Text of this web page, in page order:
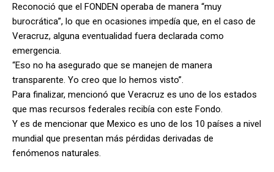
Reconoció que el FONDEN operaba de manera “muy
burocrática”, lo que en ocasiones impedía que, en el caso de
Veracruz, alguna eventualidad fuera declarada como
emergencia.
“Eso no ha asegurado que se manejen de manera
transparente. Yo creo que lo hemos visto”.
Para finalizar, mencionó que Veracruz es uno de los estados
que mas recursos federales recibía con este Fondo.
Y es de mencionar que Mexico es uno de los 10 países a nivel
mundial que presentan más pérdidas derivadas de
fenómenos naturales.